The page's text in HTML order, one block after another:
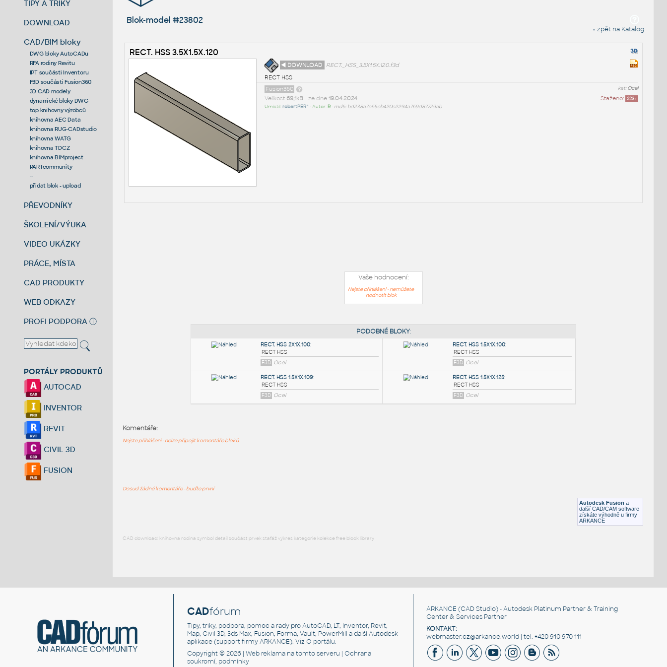
TIPY A TRIKY
DOWNLOAD
CAD/BIM bloky
DWG bloky AutoCADu
RFA rodiny Revitu
IPT součásti Inventoru
F3D součásti Fusion360
3D CAD modely
dynamické bloky DWG
top knihovny výrobců
knihovna AEC Data
knihovna RUG-CADstudio
knihovna WATG
knihovna TDCZ
knihovna BIMproject
PARTcommunity
--
přidat blok - upload
PŘEVODNÍKY
ŠKOLENÍ/VÝUKA
VIDEO UKÁZKY
PRÁCE, MÍSTA
CAD PRODUKTY
WEB ODKAZY
PROFI PODPORA ⓘ
PORTÁLY PRODUKTŮ
AUTOCAD
INVENTOR
REVIT
CIVIL 3D
FUSION
Blok-model #23802
« zpět na Katalog
RECT. HSS 3.5X1.5X.120
◄ DOWNLOAD
RECT._HSS_3.5X1.5X.120.f3d
RECT HSS
kat:Ocel
Fusion360
Staženo: 223x
Velikost 69,1kB• ze dne 19.04.2024
Umístil:robertPER^ • Autor: R• md5: bd238a7c65cb420c2294a769d87729ab
Vaše hodnocení:
Nejste přihlášeni - nemůžete
hodnotit blok
Autodesk Fusion a
další CAD/CAM software
získáte výhodně u firmy
ARKANCE
Komentáře:
Nejste přihlášeni - nelze připojit komentáře bloků
Dosud žádné komentáře - buďte první
CAD download: knihovna rodina symbol detail součást prvek stafáž výkres kategorie kolekce free block library
CADfórum
Tipy, triky, podpora, pomoc a rady pro AutoCAD, LT, Inventor, Revit,
Map, Civil 3D, 3ds Max, Fusion, Forma, Vault, PowerMill a další Autodesk
aplikace (support firmy ARKANCE). VizO portálu.
Copyright © 2026 |Web reklama na tomto serveru |Ochrana
soukromí, podmínky
ARKANCE (CAD Studio) - Autodesk Platinum Partner & Training
Center & Services Partner
KONTAKT:
webmaster.cz@arkance.world | tel. +420 910 970 111